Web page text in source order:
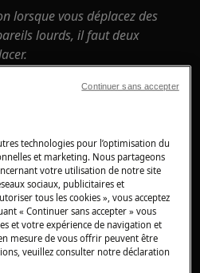
lorsque vous déplacez des
lourds, il faut deux
de sécurité et des
réparation ou la réparation
avoir des conséquences sur
effectuée correctement
pour effectuer les
ménagers à chargement
technologies pour l’optimisation du
et marketing. Nous partageons
votre utilisation de notre site
sociaux, publicitaires et
tous les cookies », vous acceptez
« Continuer sans accepter » vous
et votre expérience de navigation et
mesure de vous offrir peuvent être
veuillez consulter notre déclaration
Continuer sans accepter